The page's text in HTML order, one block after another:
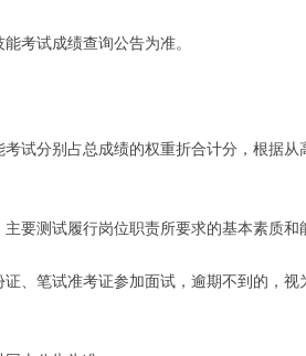
考试成绩查询公告为准。
试分别占总成绩的权重折合计分，根据
要测试履行岗位职责所要求的基本素质和
、笔试准考证参加面试，逾期不到的，